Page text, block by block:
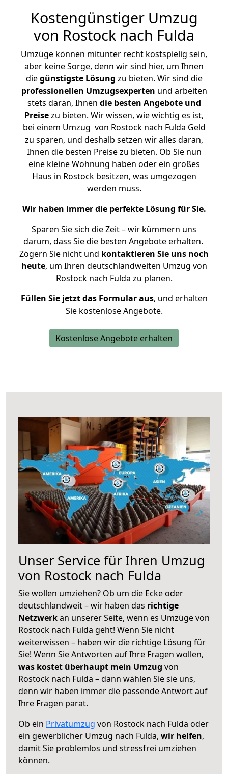
Kostengünstiger Umzug
von Rostock nach Fulda
Umzüge können mitunter recht kostspielig sein,
aber keine Sorge, denn wir sind hier, um Ihnen
diegünstigste Lösung zu bieten. Wir sind die
professionellen Umzugsexperten und arbeiten
stets daran, Ihnen die besten Angebote und
Preisezu bieten. Wir wissen, wie wichtig es ist,
bei einem Umzug von Rostock nach Fulda Geld
zu sparen, und deshalb setzen wir alles daran,
Ihnen die besten Preise zu bieten. Ob Sie nun
eine kleine Wohnung haben oder ein großes
Haus in Rostock besitzen, was umgezogen
werden muss.
Wir haben immer die perfekte Lösung für Sie.
Sparen Sie sich die Zeit – wir kümmern uns
darum, dass Sie die besten Angebote erhalten.
Zögern Sie nicht und kontaktieren Sie uns noch
heute, um Ihren deutschlandweiten Umzug von
Rostock nach Fulda zu planen.
Füllen Sie jetzt das Formular aus, und erhalten
Sie kostenlose Angebote.
Kostenlose Angebote erhalten
Unser Service für Ihren Umzug
von Rostock nach Fulda
Sie wollen umziehen? Ob um die Ecke oder
deutschlandweit – wir haben das richtige
Netzwerkan unserer Seite, wenn es Umzüge von
Rostock nach Fulda geht! Wenn Sie nicht
weiterwissen – haben wir die richtige Lösung für
Sie! Wenn Sie Antworten auf Ihre Fragen wollen,
was kostet überhaupt mein Umzug von
Rostock nach Fulda – dann wählen Sie sie uns,
denn wir haben immer die passende Antwort auf
Ihre Fragen parat.
Ob ein Privatumzug von Rostock nach Fulda oder
ein gewerblicher Umzug nach Fulda, wir helfen,
damit Sie problemlos und stressfrei umziehen
können.